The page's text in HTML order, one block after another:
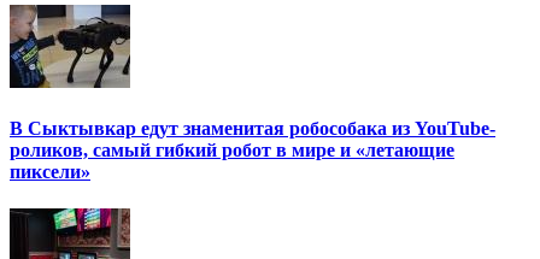
В Сыктывкар едут знаменитая робособака из YouTube-
роликов, самый гибкий робот в мире и «летающие
пиксели»